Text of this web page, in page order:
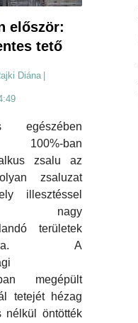
először:
tető
Diána
100%-ban
zsalu az
zsaluzat
illesztéssel
nagy
területek
A
megépült
tetejét hézag
nélkül öntötték